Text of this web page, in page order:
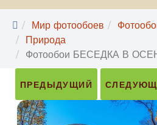
Мир фотообоев
Природа
Фотообои БЕСЕДКА В
ПРЕДЫДУЩИЙ